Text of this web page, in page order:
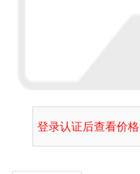
登录认证后查看价格